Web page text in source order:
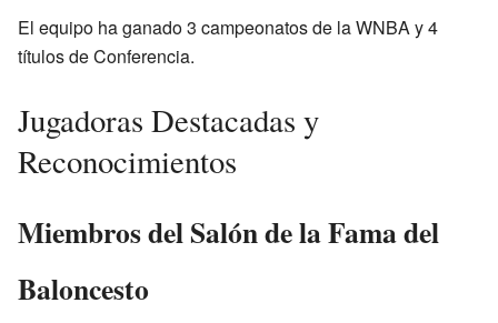
El equipo ha ganado 3 campeonatos de la WNBA y 4
títulos de Conferencia.
Jugadoras Destacadas y
Reconocimientos
Miembros del Salón de la Fama del
Baloncesto